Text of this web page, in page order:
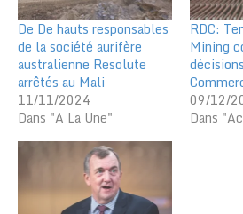
De De hauts responsables
de la société aurifère
australienne Resolute
arrêtés au Mali
11/11/2024
Dans "A La Une"
RDC:
Mining
09/12/
Dans